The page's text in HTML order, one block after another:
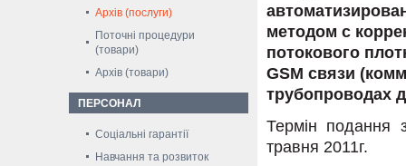
Архів (послуги)
Поточні процедури
(товари)
Архів (товари)
ПЕРСОНАЛ
Соціальні гарантії
Навчання та розвиток
методом с
потокового
GSM связи
трубопроводах
Термін подання
травня 2011г.